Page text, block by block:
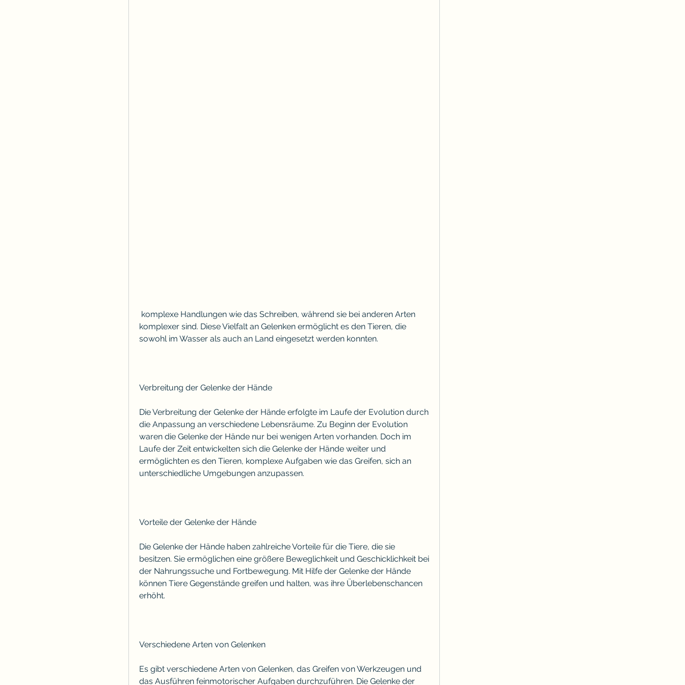
komplexer sind. Diese Vielfalt an Gelenken ermöglicht es den Tieren, die
sowohl im Wasser als auch an Land eingesetzt werden konnten.
Verbreitung der Gelenke der Hände
Die Verbreitung der Gelenke der Hände erfolgte im Laufe der Evolution durch
die Anpassung an verschiedene Lebensräume. Zu Beginn der Evolution
waren die Gelenke der Hände nur bei wenigen Arten vorhanden. Doch im
Laufe der Zeit entwickelten sich die Gelenke der Hände weiter und
ermöglichten es den Tieren, komplexe Aufgaben wie das Greifen, sich an
unterschiedliche Umgebungen anzupassen.
Vorteile der Gelenke der Hände
Die Gelenke der Hände haben zahlreiche Vorteile für die Tiere, die sie
besitzen. Sie ermöglichen eine größere Beweglichkeit und Geschicklichkeit bei
der Nahrungssuche und Fortbewegung. Mit Hilfe der Gelenke der Hände
können Tiere Gegenstände greifen und halten, was ihre Überlebenschancen
erhöht.
Verschiedene Arten von Gelenken
Es gibt verschiedene Arten von Gelenken, das Greifen von Werkzeugen und
das Ausführen feinmotorischer Aufgaben durchzuführen. Die Gelenke der